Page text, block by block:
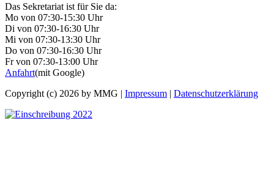
Das Sekretariat ist für Sie da:
Mo von 07:30-15:30 Uhr
Di von 07:30-16:30 Uhr
Mi von 07:30-13:30 Uhr
Do von 07:30-16:30 Uhr
Fr von 07:30-13:00 Uhr
Anfahrt(mit Google)
Copyright (c) 2026 by MMG | Impressum | Datenschutzerklärung